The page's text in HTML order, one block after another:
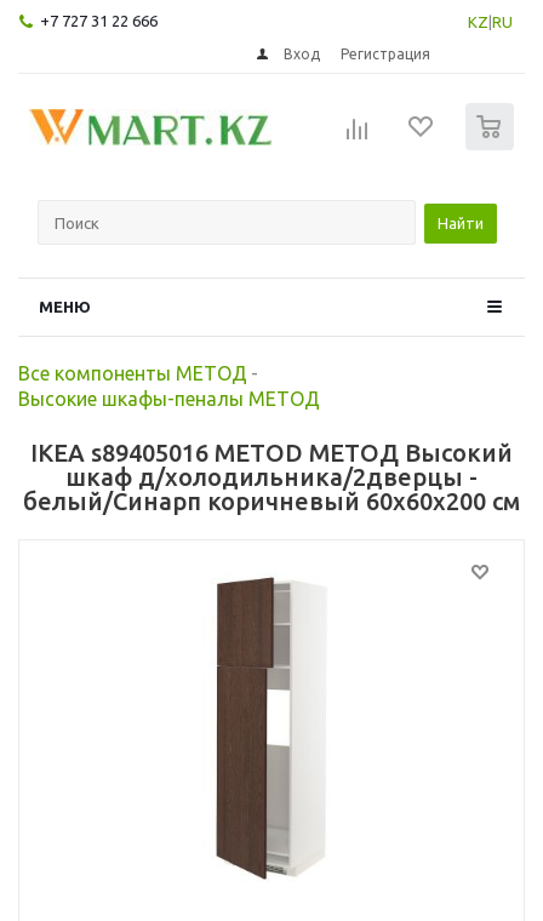
+7 727 31 22 666 KZ RU
Вход Регистрация
Найти
МЕНЮ
Все компоненты МЕТОД -
Высокие шкафы-пеналы МЕТОД
IKEA s89405016 METOD МЕТОД Высокий
шкаф д/холодильника/2дверцы -
белый/Синарп коричневый 60x60x200 см